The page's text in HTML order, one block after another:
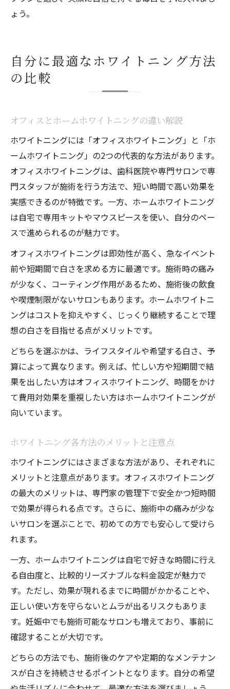
ょう。
自分に最適なホワイトニング方法
の比較
オフィスとホームホワイトニングの違い解説
ホワイトニングには「オフィスホワイトニング」と「ホ
ームホワイトニング」の2つの代表的な方法があります。
オフィスホワイトニングは、歯科医院や専門サロンで専
門スタッフが施術を行う方法で、短い時間で高い効果を
実感できるのが特徴です。一方、ホームホワイトニング
は自宅で専用キットやマウスピースを使い、自分のペー
スで進められるのが魅力です。
オフィスホワイトニングは即効性が高く、急なイベント
前や短期間で白さを求める方に最適です。施術時の痛み
が少なく、コーティング作用があるため、施術後の飲食
や喫煙制限がないサロンもあります。ホームホワイトニ
ングはコストを抑えやすく、じっくり継続することで理
想の白さを目指せる点がメリットです。
どちらを選ぶかは、ライフスタイルや希望する白さ、予
算によって異なります。例えば、忙しい方や短期間で結
果を出したい方はオフィスホワイトニング、時間をかけ
て費用対効果を重視したい方はホームホワイトニングが
向いています。
ホワイトニング各方法のメリットと注意点
ホワイトニングにはさまざまな方法があり、それぞれに
メリットと注意点があります。オフィスホワイトニング
の最大のメリットは、専門家の管理下で安全かつ短時間
で効果が得られる点です。さらに、施術中の痛みが少な
いサロンを選ぶことで、初めての方でも安心して受けら
れます。
一方、ホームホワイトニングは自宅で好きな時間に行え
る自由度と、比較的リーズナブルな料金設定が魅力で
す。ただし、効果が現れるまでに時間がかかることや、
正しい使い方を守らないとムラが出るリスクもありま
す。妊娠中でも施術可能なサロンも増えており、事前に
確認することが大切です。
どちらの方法でも、施術後のケアや定期的なメンテナン
スが白さを持続させるポイントとなります。自分の希望